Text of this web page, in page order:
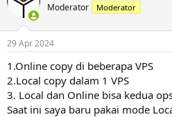
Moderator Moderator
29 Apr 2024
1.Online copy di beberapa VPS
2.Local copy dalam 1 VPS
3. Local dan Online bisa kedua
Saat ini saya baru pakai mode